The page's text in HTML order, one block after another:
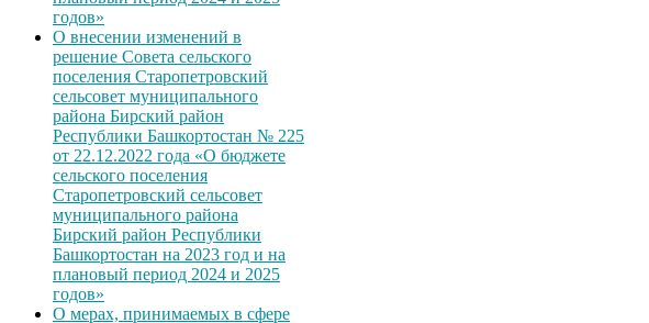
годов»
О внесении изменений в
решение Совета сельского
поселения Старопетровский
сельсовет муниципального
района Бирский район
Республики Башкортостан № 225
от 22.12.2022 года «О бюджете
сельского поселения
Старопетровский сельсовет
муниципального района
Бирский район Республики
Башкортостан на 2023 год и на
плановый период 2024 и 2025
годов»
О мерах, принимаемых в сфере